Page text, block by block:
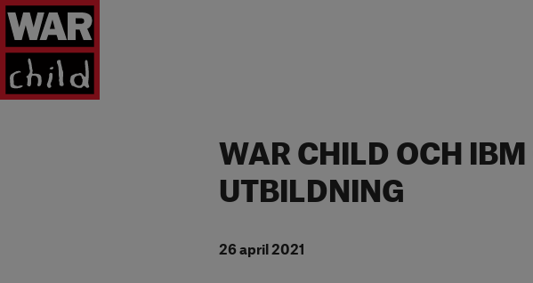
Tillbaka till startsidan
WAR CHILD OCH
UTBILDNING
26 april 2021